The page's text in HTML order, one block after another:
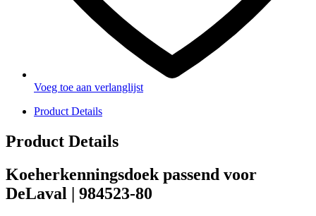
Voeg toe aan verlanglijst
Product Details
Product Details
Koeherkenningsdoek passend voor
DeLaval | 984523-80